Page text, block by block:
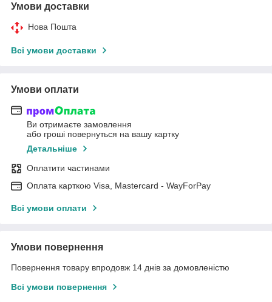
Умови доставки
Нова Пошта
Всі умови доставки
Умови оплати
Ви отримаєте замовлення
або гроші повернуться на вашу картку
Детальніше
Оплатити частинами
Оплата карткою Visa, Mastercard - WayForPay
Всі умови оплати
Умови повернення
Повернення товару впродовж 14 днів за домовленістю
Всі умови повернення